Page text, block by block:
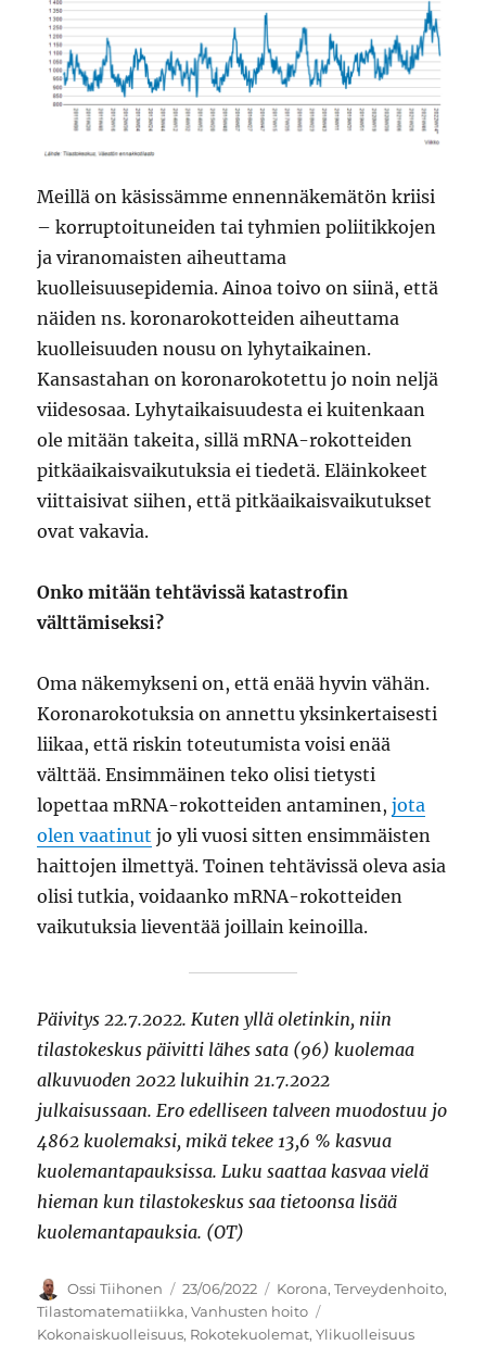
Meillä on käsissämme ennennäkemätön kriisi
– korruptoituneiden tai tyhmien poliitikkojen
ja viranomaisten aiheuttama
kuolleisuusepidemia. Ainoa toivo on siinä, että
näiden ns. koronarokotteiden aiheuttama
kuolleisuuden nousu on lyhytaikainen.
Kansastahan on koronarokotettu jo noin neljä
viidesosaa. Lyhytaikaisuudesta ei kuitenkaan
ole mitään takeita, sillä mRNA-rokotteiden
pitkäaikaisvaikutuksia ei tiedetä. Eläinkokeet
viittaisivat siihen, että pitkäaikaisvaikutukset
ovat vakavia.
Onko mitään tehtävissä katastrofin
välttämiseksi?
Oma näkemykseni on, että enää hyvin vähän.
Koronarokotuksia on annettu yksinkertaisesti
liikaa, että riskin toteutumista voisi enää
välttää. Ensimmäinen teko olisi tietysti
lopettaa mRNA-rokotteiden antaminen,jota
olen vaatinut jo yli vuosi sitten ensimmäisten
haittojen ilmettyä. Toinen tehtävissä oleva asia
olisi tutkia, voidaanko mRNA-rokotteiden
vaikutuksia lieventää joillain keinoilla.
Päivitys 22.7.2022. Kuten yllä oletinkin, niin
tilastokeskus päivitti lähes sata (96) kuolemaa
alkuvuoden 2022 lukuihin 21.7.2022
julkaisussaan. Ero edelliseen talveen muodostuu jo
4862 kuolemaksi, mikä tekee 13,6 % kasvua
kuolemantapauksissa. Luku saattaa kasvaa vielä
hieman kun tilastokeskus saa tietoonsa lisää
kuolemantapauksia. (OT)
Kirjoittaja
Ossi Tiihonen Julkaistu
23/06/2022 Kategoriat
Korona,Terveydenhoito,
Tilastomatematiikka,Vanhusten hoito
Kokonaiskuolleisuus, Rokotekuolemat,Ylikuolleisuus